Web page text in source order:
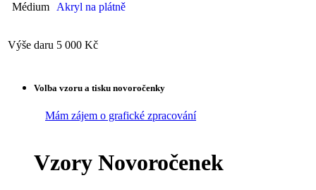
Médium Akryl na plátně
Výše daru 5 000 Kč
Volba vzoru a tisku novoročenky
Mám zájem o grafické zpracování
Vzory Novoročenek